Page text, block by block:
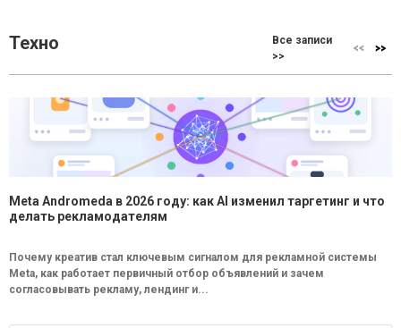
Техно
Все записи
>>
Meta Andromeda в 2026 году: как AI изменил таргетинг и что
делать рекламодателям
Почему креатив стал ключевым сигналом для рекламной системы
Meta, как работает первичный отбор объявлений и зачем
согласовывать рекламу, лендинг и...